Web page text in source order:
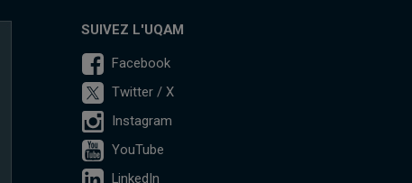
SUIVEZ L'UQAM
Facebook
Twitter / X
Instagram
YouTube
LinkedIn